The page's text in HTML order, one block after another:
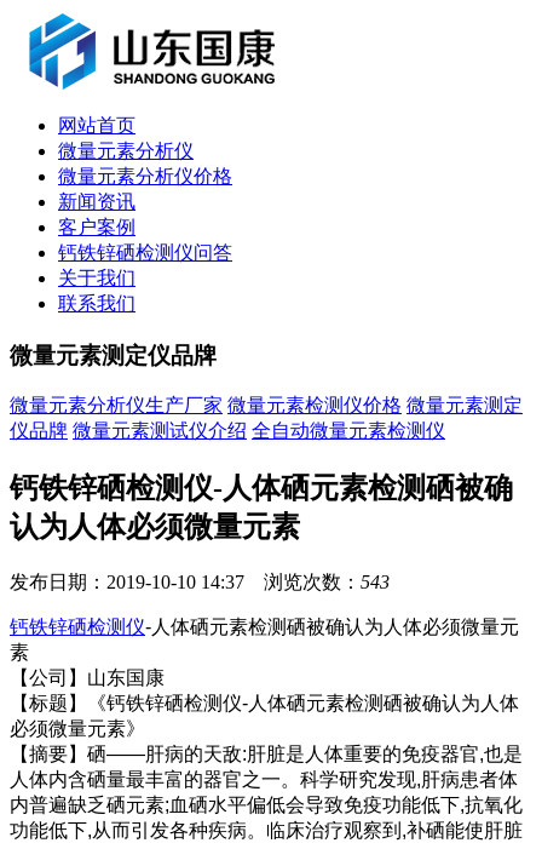
网站首页
微量元素分析仪
微量元素分析仪价格
新闻资讯
客户案例
钙铁锌硒检测仪问答
关于我们
联系我们
微量元素测定仪品牌
微量元素分析仪生产厂家 微量元素检测仪价格 微量元素测定
仪品牌 微量元素测试仪介绍 全自动微量元素检测仪
钙铁锌硒检测仪-人体硒元素检测硒被确
认为人体必须微量元素
发布日期：2019-10-10 14:37 浏览次数： 543
钙铁锌硒检测仪-人体硒元素检测硒被确认为人体必须微量元
素
【公司】山东国康
【标题】《钙铁锌硒检测仪-人体硒元素检测硒被确认为人体
必须微量元素》
【摘要】硒——肝病的天敌:肝脏是人体重要的免疫器官,也是
人体内含硒量最丰富的器官之一。科学研究发现,肝病患者体
内普遍缺乏硒元素;血硒水平偏低会导致免疫功能低下,抗氧化
功能低下,从而引发各种疾病。临床治疗观察到,补硒能使肝脏